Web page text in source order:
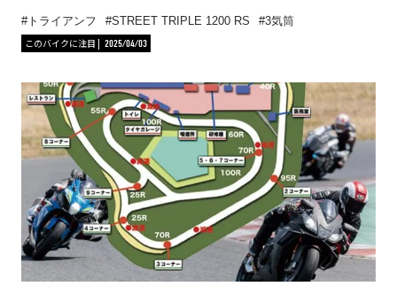
トライアンフ STREET TRIPLE 1200 RS
3気筒
このバイクに注目
2025/04/03